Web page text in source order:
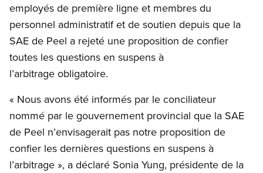
employés de première ligne et membres du
personnel administratif et de soutien depuis que la
SAE de Peel a rejeté une proposition de confier
toutes les questions en suspens à
l’arbitrage obligatoire.
« Nous avons été informés par le conciliateur
nommé par le gouvernement provincial que la SAE
de Peel n’envisagerait pas notre proposition de
confier les dernières questions en suspens à
l’arbitrage », a déclaré Sonia Yung, présidente de la